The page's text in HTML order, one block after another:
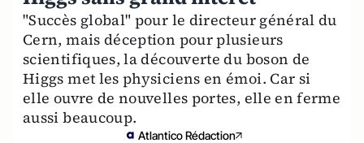
"Succès global" pour le directeur général du
Cern, mais déception pour plusieurs
scientifiques, la découverte du boson de
Higgs met les physiciens en émoi. Car si
elle ouvre de nouvelles portes, elle en ferme
aussi beaucoup.
Atlantico Rédaction